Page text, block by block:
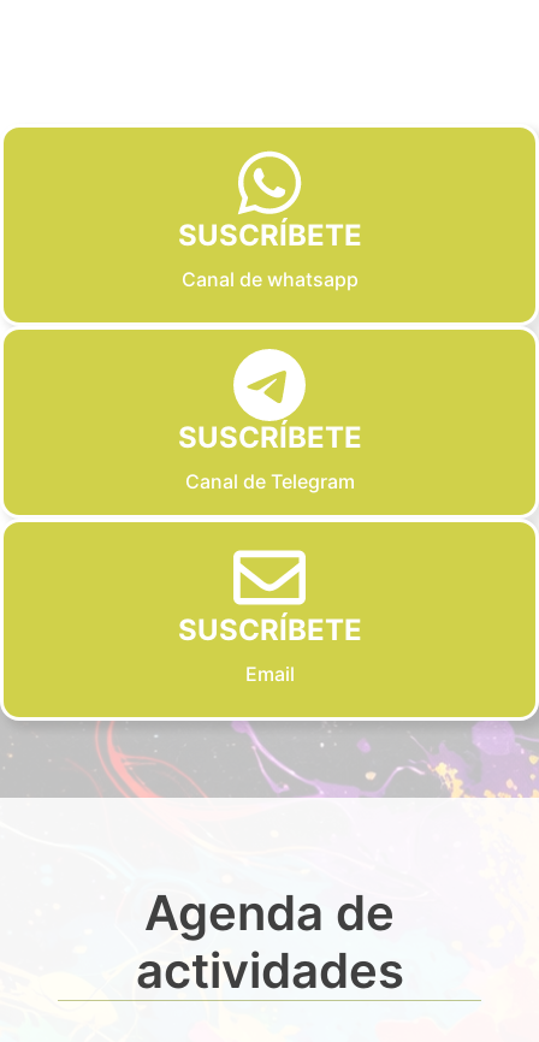
SUSCRÍBETE
Canal de whatsapp
SUSCRÍBETE
Canal de Telegram
SUSCRÍBETE
Email
Agenda de
actividades